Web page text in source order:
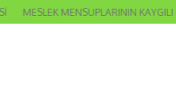
MESLEK MENSUPLARININ KAYGILI